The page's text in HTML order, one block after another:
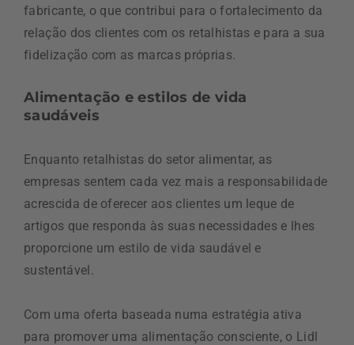
fabricante, o que contribui para o fortalecimento da
relação dos clientes com os retalhistas e para a sua
fidelização com as marcas próprias.
Alimentação e estilos de vida
saudáveis
Enquanto retalhistas do setor alimentar, as
empresas sentem cada vez mais a responsabilidade
acrescida de oferecer aos clientes um leque de
artigos que responda às suas necessidades e lhes
proporcione um estilo de vida saudável e
sustentável.
Com uma oferta baseada numa estratégia ativa
para promover uma alimentação consciente, o Lidl